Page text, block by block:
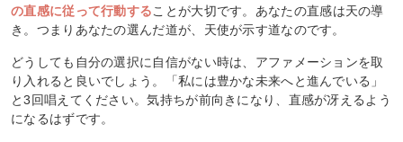
の直感に従って行動することが大切です。あなたの直感は天の導
き。つまりあなたの選んだ道が、天使が示す道なのです。
どうしても自分の選択に自信がない時は、アファメーションを取
り入れると良いでしょう。「私には豊かな未来へと進んでいる」
と3回唱えてください。気持ちが前向きになり、直感が冴えるよう
になるはずです。